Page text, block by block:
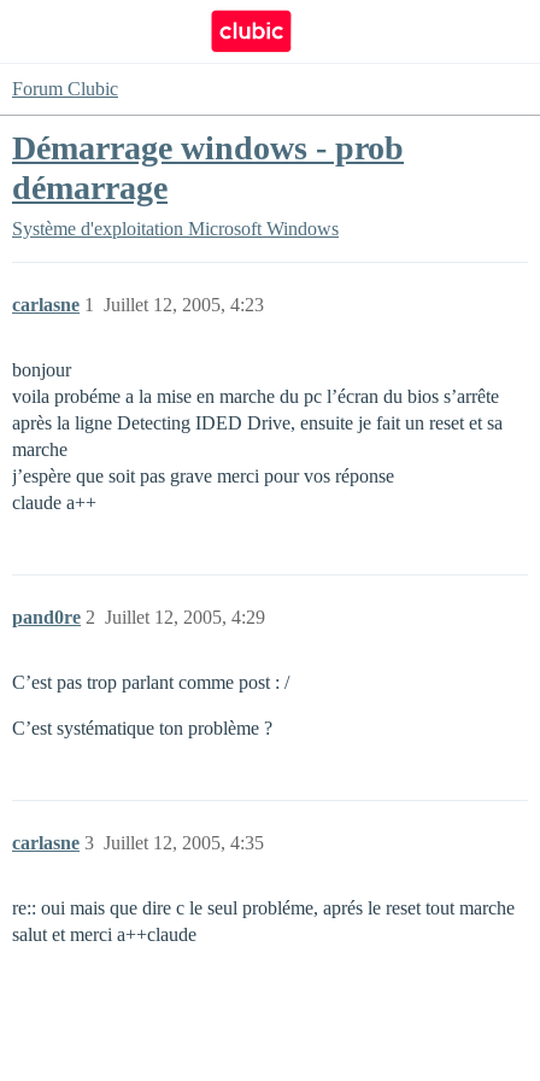
Forum Clubic
Démarrage windows - prob
démarrage
Système d'exploitation Microsoft Windows
carlasne Juillet 12, 2005, 4:23
1
bonjour
voila probéme a la mise en marche du pc l’écran du bios s’arrête
après la ligne Detecting IDED Drive, ensuite je fait un reset et sa
marche
j’espère que soit pas grave merci pour vos réponse
claude a++
pand0re Juillet 12, 2005, 4:29
2
C’est pas trop parlant comme post : /
C’est systématique ton problème ?
carlasne Juillet 12, 2005, 4:35
3
re:: oui mais que dire c le seul probléme, aprés le reset tout marche
salut et merci a++claude